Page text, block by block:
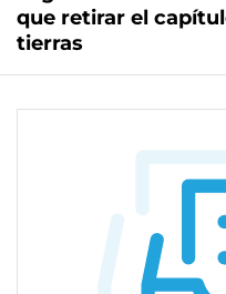
que retirar el
tierras